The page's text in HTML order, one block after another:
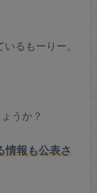
いるもーりー。
うか？
情報も公表さ